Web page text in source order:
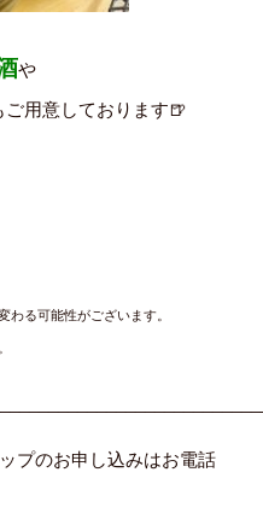
や
ご用意しております🍺
わる可能性がございます。
プのお申し込みはお電話